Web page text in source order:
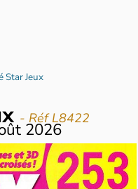
Star Jeux
- Réf L8422
2026